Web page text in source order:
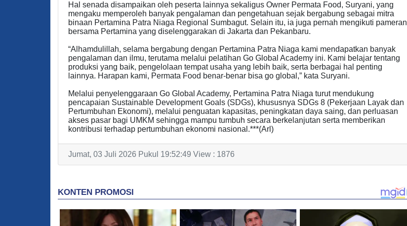
Hal senada disampaikan oleh peserta lainnya sekaligus Owner Permata Food, Suryani, yang
mengaku memperoleh banyak pengalaman dan pengetahuan sejak bergabung sebagai mitra
binaan Pertamina Patra Niaga Regional Sumbagut. Selain itu, ia juga pernah mengikuti pameran
bersama Pertamina yang diselenggarakan di Jakarta dan Pekanbaru.
“Alhamdulillah, selama bergabung dengan Pertamina Patra Niaga kami mendapatkan banyak
pengalaman dan ilmu, terutama melalui pelatihan Go Global Academy ini. Kami belajar tentang
produksi yang baik, pengelolaan tempat usaha yang lebih baik, serta berbagai hal penting
lainnya. Harapan kami, Permata Food benar-benar bisa go global,” kata Suryani.
Melalui penyelenggaraan Go Global Academy, Pertamina Patra Niaga turut mendukung
pencapaian Sustainable Development Goals (SDGs), khususnya SDGs 8 (Pekerjaan Layak dan
Pertumbuhan Ekonomi), melalui penguatan kapasitas, peningkatan daya saing, dan perluasan
akses pasar bagi UMKM sehingga mampu tumbuh secara berkelanjutan serta memberikan
kontribusi terhadap pertumbuhan ekonomi nasional.***(Arl)
Jumat, 03 Juli 2026 Pukul 19:52:49 View : 1876